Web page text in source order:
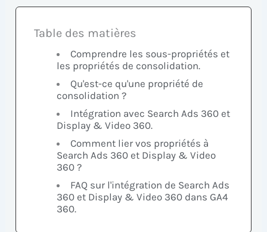
Table des matières
Comprendre les sous-propriétés et
les propriétés de consolidation.
Qu'est-ce qu'une propriété de
consolidation ?
Intégration avec Search Ads 360 et
Display & Video 360.
Comment lier vos propriétés à
Search Ads 360 et Display & Video
360 ?
FAQ sur l'intégration de Search Ads
360 et Display & Video 360 dans GA4
360.